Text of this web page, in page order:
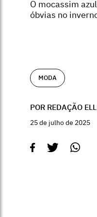
O mocassim
óbvias no
MODA
POR REDAÇÃO
25 de julho de 2025